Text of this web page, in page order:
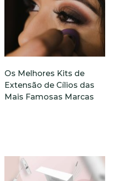
Os Melhores Kits de
Extensão de Cílios das
Mais Famosas Marcas